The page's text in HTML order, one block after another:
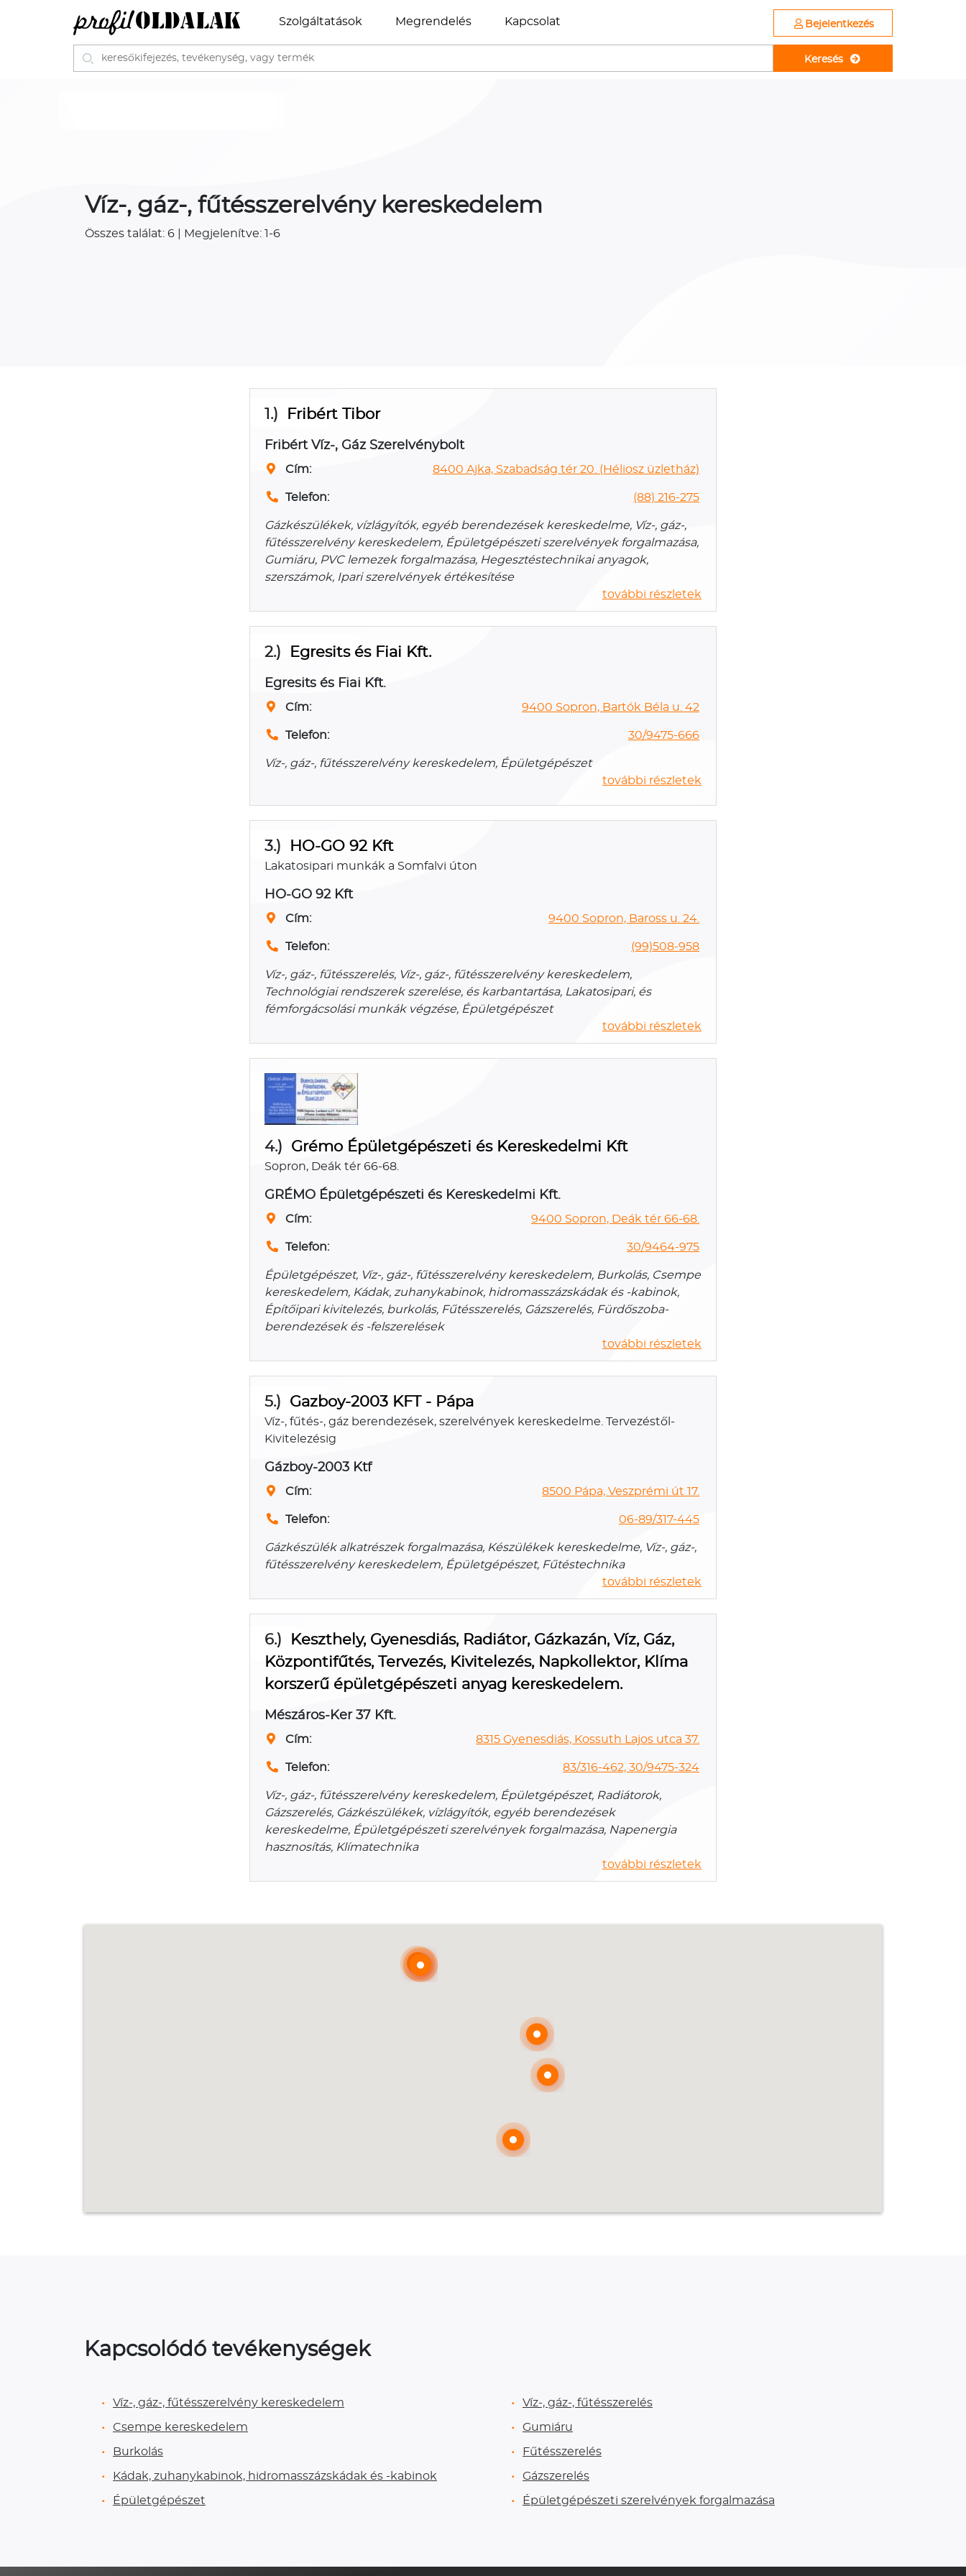
Bejelentkezés
Szolgáltatások Megrendelés Kapcsolat
Keresés
Víz-, gáz-, fűtésszerelvény kereskedelem
Összes találat: 6 | Megjelenítve: 1-6
1.) Fribért Tibor
Fribért Víz-, Gáz Szerelvénybolt
Cím: 8400 Ajka, Szabadság tér 20. (Héliosz üzletház)
Telefon: (88) 216-275
Gázkészülékek, vízlágyítók, egyéb berendezések kereskedelme, Víz-, gáz-,
fűtésszerelvény kereskedelem, Épületgépészeti szerelvények forgalmazása,
Gumiáru, PVC lemezek forgalmazása, Hegesztéstechnikai anyagok,
szerszámok, Ipari szerelvények értékesítése
további részletek
2.) Egresits és Fiai Kft.
Egresits és Fiai Kft.
Cím: 9400 Sopron, Bartók Béla u. 42
Telefon: 30/9475-666
Víz-, gáz-, fűtésszerelvény kereskedelem, Épületgépészet
további részletek
3.) HO-GO 92 Kft
Lakatosipari munkák a Somfalvi úton
HO-GO 92 Kft
Cím: 9400 Sopron, Baross u. 24.
Telefon: (99)508-958
Víz-, gáz-, fűtésszerelés, Víz-, gáz-, fűtésszerelvény kereskedelem,
Technológiai rendszerek szerelése, és karbantartása, Lakatosipari, és
fémforgácsolási munkák végzése, Épületgépészet
további részletek
4.) Grémo Épületgépészeti és Kereskedelmi Kft
Sopron, Deák tér 66-68.
GRÉMO Épületgépészeti és Kereskedelmi Kft.
Cím: 9400 Sopron, Deák tér 66-68.
Telefon: 30/9464-975
Épületgépészet, Víz-, gáz-, fűtésszerelvény kereskedelem, Burkolás, Csempe
kereskedelem, Kádak, zuhanykabinok, hidromasszázskádak és -kabinok,
Építőipari kivitelezés, burkolás, Fűtésszerelés, Gázszerelés, Fürdőszoba-
berendezések és -felszerelések
további részletek
5.) Gazboy-2003 KFT - Pápa
Víz-, fűtés-, gáz berendezések, szerelvények kereskedelme. Tervezéstől-
Kivitelezésig
Gázboy-2003 Ktf
Cím: 8500 Pápa, Veszprémi út 17.
Telefon: 06-89/317-445
Gázkészülék alkatrészek forgalmazása, Készülékek kereskedelme, Víz-, gáz-,
fűtésszerelvény kereskedelem, Épületgépészet, Fűtéstechnika
további részletek
6.)
Keszthely, Gyenesdiás, Radiátor, Gázkazán, Víz, Gáz,
Központifűtés, Tervezés, Kivitelezés, Napkollektor, Klíma
korszerű épületgépészeti anyag kereskedelem.
Mészáros-Ker 37 Kft.
Cím: 8315 Gyenesdiás, Kossuth Lajos utca 37.
Telefon: 83/316-462, 30/9475-324
Víz-, gáz-, fűtésszerelvény kereskedelem, Épületgépészet, Radiátorok,
Gázszerelés, Gázkészülékek, vízlágyítók, egyéb berendezések
kereskedelme, Épületgépészeti szerelvények forgalmazása, Napenergia
hasznosítás, Klímatechnika
további részletek
Kapcsolódó tevékenységek
Víz-, gáz-, fűtésszerelvény kereskedelem
Csempe kereskedelem
Burkolás
Kádak, zuhanykabinok, hidromasszázskádak és -kabinok
Épületgépészet
Víz-, gáz-, fűtésszerelés
Gumiáru
Fűtésszerelés
Gázszerelés
Épületgépészeti szerelvények forgalmazása